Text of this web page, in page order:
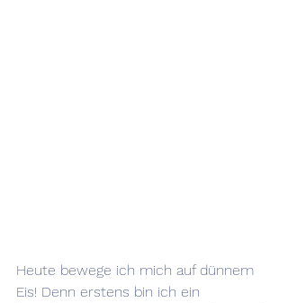
Heute bewege ich mich auf dünnem
Eis! Denn erstens bin ich ein